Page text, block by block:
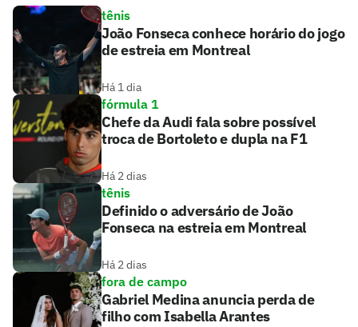
tênis
João Fonseca conhece horário do jogo
de estreia em Montreal
Há 1 dia
fórmula 1
Chefe da Audi fala sobre possível
troca de Bortoleto e dupla na F1
Há 2 dias
tênis
Definido o adversário de João
Fonseca na estreia em Montreal
Há 2 dias
fora de campo
Gabriel Medina anuncia perda de
filho com Isabella Arantes